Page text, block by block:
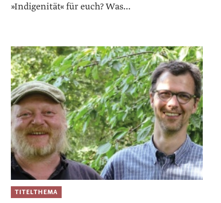
»Indigenität« für euch? Was...
TITELTHEMA